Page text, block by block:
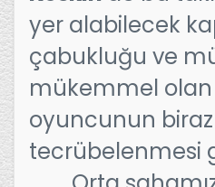
yer alabilecek
çabukluğu ve
mükemmel
oyuncunun
tecrübelenmesi